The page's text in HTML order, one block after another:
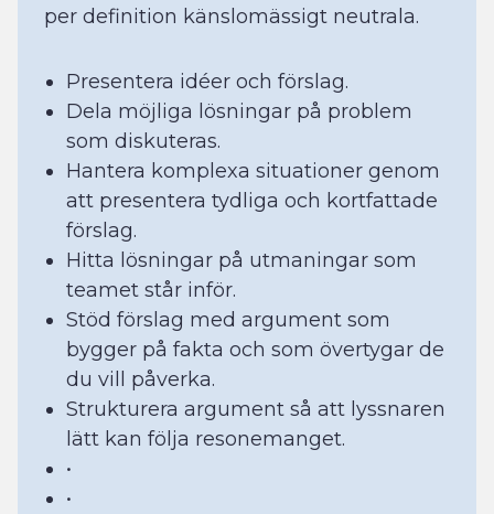
per definition känslomässigt neutrala.
Presentera idéer och förslag.
Dela möjliga lösningar på problem
som diskuteras.
Hantera komplexa situationer genom
att presentera tydliga och kortfattade
förslag.
Hitta lösningar på utmaningar som
teamet står inför.
Stöd förslag med argument som
bygger på fakta och som övertygar de
du vill påverka.
Strukturera argument så att lyssnaren
lätt kan följa resonemanget.
•
•